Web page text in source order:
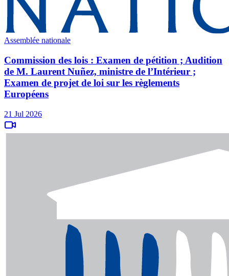
Assemblée nationale
Commission des lois : Examen de pétition ; Audition
de M. Laurent Nuñez, ministre de l’Intérieur ;
Examen de projet de loi sur les règlements
Européens
21 Jul 2026